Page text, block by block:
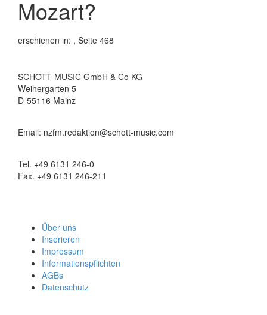
Mozart?
erschienen in: , Seite 468
SCHOTT MUSIC GmbH & Co KG
Weihergarten 5
D-55116 Mainz
Email: nzfm.redaktion@schott-music.com
Tel. +49 6131 246-0
Fax. +49 6131 246-211
Über uns
Inserieren
Impressum
Informationspflichten
AGBs
Datenschutz